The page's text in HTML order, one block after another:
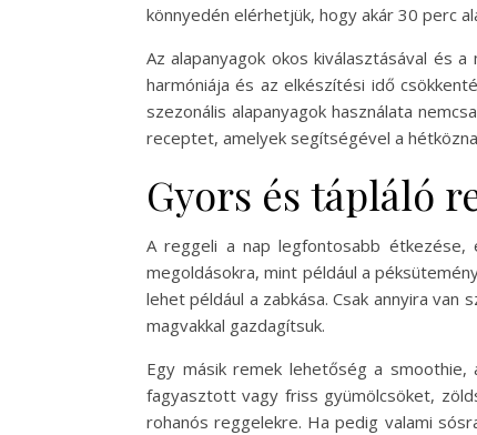
könnyedén elérhetjük, hogy akár 30 perc
Az alapanyagok okos kiválasztásával és
harmóniája és az elkészítési idő
szezonális alapanyagok használata
receptet, amelyek segítségével a
Gyors és tápláló
A reggeli a nap legfontosabb
megoldásokra, mint például a
lehet például a zabkása. Csak annyira
magvakkal gazdagítsuk.
Egy másik remek lehetőség a
fagyasztott vagy friss gyümölcsöket,
rohanós reggelekre. Ha pedig valami